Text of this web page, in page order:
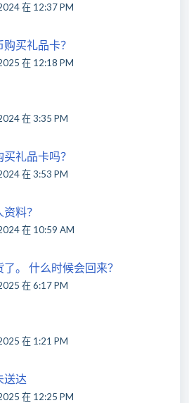
在 12:37 PM
买礼品卡？
在 12:18 PM
在 3:35 PM
礼品卡吗？
在 3:53 PM
料？
在 10:59 AM
。 什么时候会回来？
在 6:17 PM
在 1:21 PM
送达
在 12:25 PM